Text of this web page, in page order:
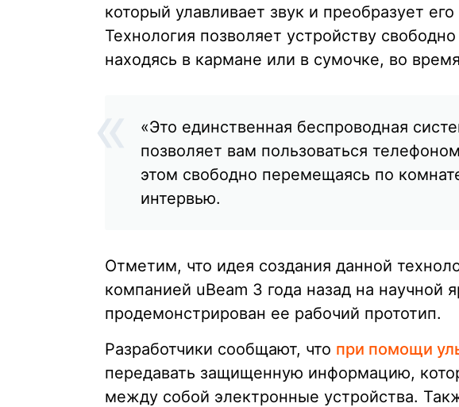
который улавливает звук и преобразует
Технология позволяет устройству
находясь в кармане или в сумочке, во
«Это единственная беспроводная
позволяет вам пользоваться
этом свободно перемещаясь по
интервью.
Отметим, что идея создания данной
компанией uBeam 3 года назад на научной
продемонстрирован ее рабочий прототип.
Разработчики сообщают, что при помощи
передавать защищенную информацию,
между собой электронные устройства.